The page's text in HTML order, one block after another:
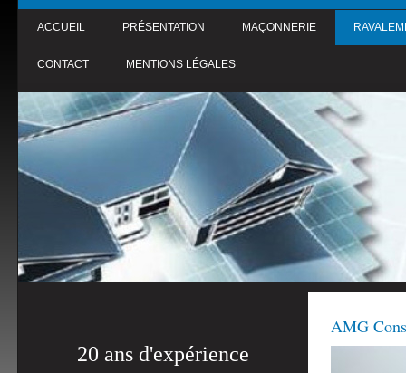
ACCUEIL PRÉSENTATION MAÇONNERIE
CONTACT MENTIONS LÉGALES
20 ans d'expérience
AMG